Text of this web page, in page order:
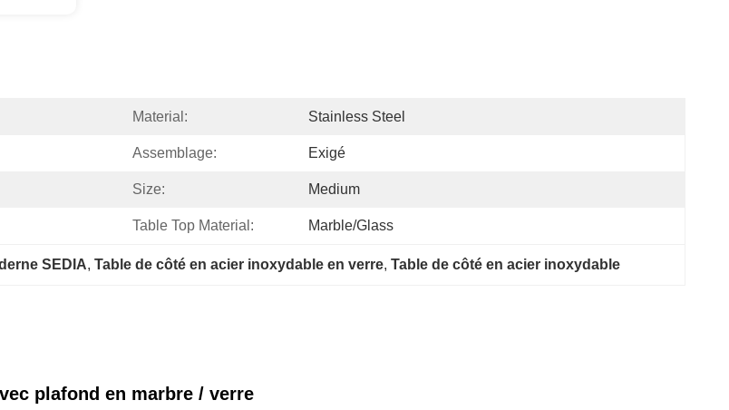
Material: Stainless Steel
Assemblage: Exigé
Size: Medium
Table Top Material: Marble/Glass
SEDIA, Table de côté en acier inoxydable en verre, Table de côté en acier inoxydable
plafond en marbre / verre